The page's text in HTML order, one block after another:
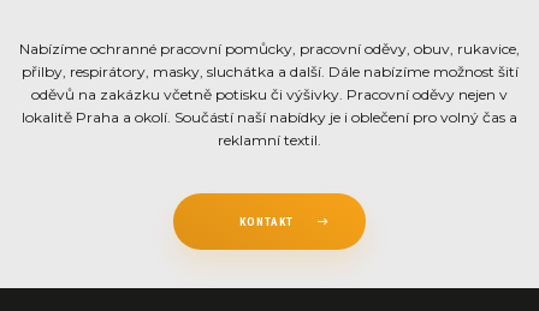
Nabízíme ochranné pracovní pomůcky, pracovní oděvy, obuv, rukavice,
přilby, respirátory, masky, sluchátka a další. Dále nabízíme možnost šití
oděvů na zakázku včetně potisku či výšivky. Pracovní oděvy nejen v
lokalitě Praha a okolí. Součástí naší nabídky je i oblečení pro volný čas a
reklamní textil.
KONTAKT